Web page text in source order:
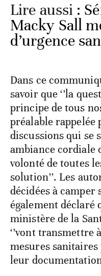
Lire aussi :
Macky Sall
d’urgence
Dans ce
savoir que ‘’la
principe de tous
préalable rappelée
discussions qui se
ambiance cordiale
volonté de toutes
solution’’. Les
décidées à
également déclaré
ministère de la
‘’vont transmettre
mesures
leur